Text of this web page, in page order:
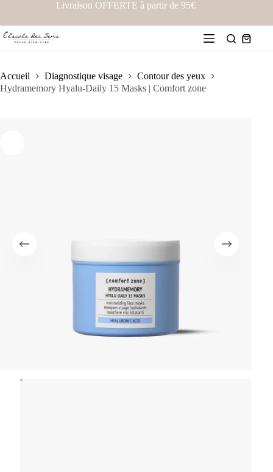
Livraison OFFERTE à partir de 95€
Accueil Diagnostique visage
Contour des yeux
Hydramemory Hyalu-Daily 15 Masks | Comfort zone